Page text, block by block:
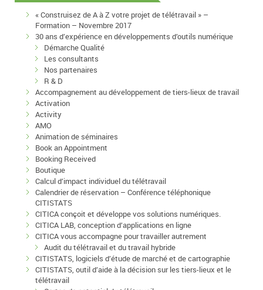
« Construisez de A à Z votre projet de télétravail » –
Formation – Novembre 2017
30 ans d’expérience en développements d’outils numérique
Démarche Qualité
Les consultants
Nos partenaires
R & D
Accompagnement au développement de tiers-lieux de travail
Activation
Activity
AMO
Animation de séminaires
Book an Appointment
Booking Received
Boutique
Calcul d’impact individuel du télétravail
Calendrier de réservation – Conférence téléphonique
CITISTATS
CITICA conçoit et développe vos solutions numériques.
CITICA LAB, conception d’applications en ligne
CITICA vous accompagne pour travailler autrement
Audit du télétravail et du travail hybride
CITISTATS, logiciels d’étude de marché et de cartographie
CITISTATS, outil d’aide à la décision sur les tiers-lieux et le
télétravail